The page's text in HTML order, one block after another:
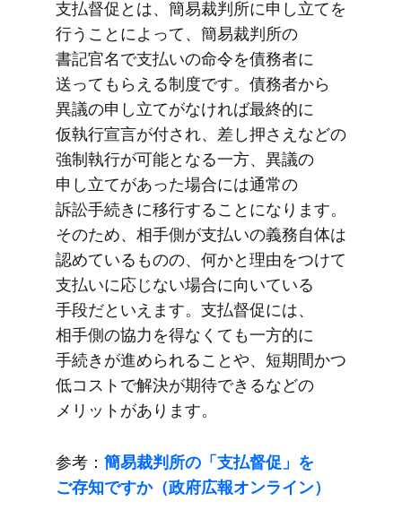
支払督促とは、​簡易裁判所に​申し立てを​
行うことに​よって、​簡易裁判所の​
書記官名で​支払いの​命令を​債務者に​
送って​もらえる​制度です。​債務者から​
異議の​申し立てがなければ​最終的に​
仮執行宣言が​付され、​差し押さえなどの​
強制執行が​可能と​なる​一方、​異議の​
申し立てが​あった​場合には​通常の​
訴訟手続きに​移行する​ことになります。​
その​ため、​相手側が​支払いの​義務自体は​
認めている​ものの、​何かと​理由を​つけて​
支払いに​応じない​場合に​向いている​
手段だと​いえます。​支払督促には、​
相手側の​協力を​得なくても​一方​的に​
手続きが​進められる​ことや、​短期間かつ​
低コストで​解決が​期待できるなどの​
メリットが​あります。
参考： 簡易裁判所の​「支払督促」を​
ご存知ですか​（政府​広報オンライン）